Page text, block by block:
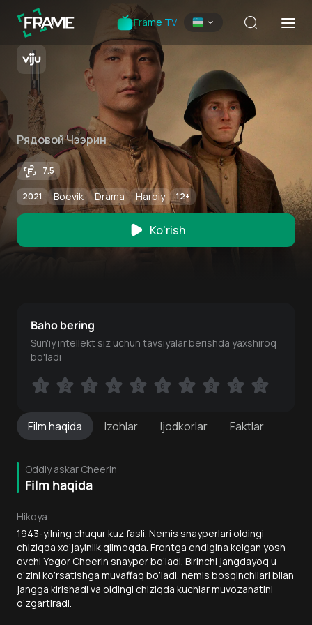
Frame TV
Рядовой Чээрин
7.5
2021 Boevik Drama Harbiy 12+
Ko'rish
Filmhaqida Izohlar Ijodkorlar Faktlar
Oddiy askar Cheerin
Film haqida
Hikoya
1943-yilning chuqur kuz fasli. Nemis snayperlari oldingi
chiziqda xo‘jayinlik qilmoqda. Frontga endigina kelgan yosh
ovchi Yegor Cheerin snayper bo‘ladi. Birinchi jangdayoq u
o‘zini ko‘rsatishga muvaffaq bo‘ladi, nemis bosqinchilari bilan
jangga kirishadi va oldingi chiziqda kuchlar muvozanatini
o‘zgartiradi.
Baho bering
Sun'iy intellekt siz uchun tavsiyalar berishda yaxshiroq
bo'ladi
1 2 3 4 5 6 7 8 9 10
1 2 3 4 5 6 7 8 9 10